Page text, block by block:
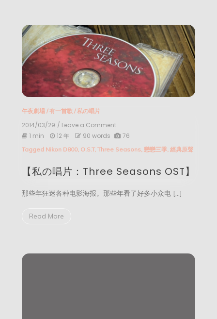
午夜劇場/有一首歌/私の唱片
2014/03/29 / Leave a Commenton
【私
唱
Three
Seasons
1 min 12 年 90 words 76
Tagged Nikon D800, O.S.T, Three Seasons, 戀戀三季, 經典原聲
【私の唱片：Three Seasons OST】
那些年狂迷各种电影海报。那些年看了好多小众电 […]
Read More